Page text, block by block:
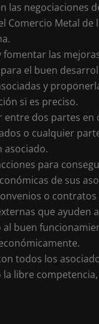
las negociaciones
Comercio Metal de
fomentar las
el buen
y
si es preciso.
entre dos partes en
o cualquier
asociado.
para
de sus
o contratos
que ayuden
buen
todos los
libre